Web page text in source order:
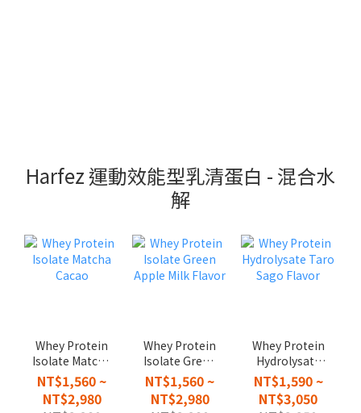
Harfez 運動效能型乳清蛋白 - 混合水
解
Whey Protein
Isolate Matcha
Cacao
NT$1,560 ~
NT$2,980
Whey Protein
Isolate Green
Apple Milk
Flavor
NT$1,560 ~
NT$2,980
Whey Protein
Hydrolysate
Taro Sago
Flavor
NT$1,590 ~
NT$3,050